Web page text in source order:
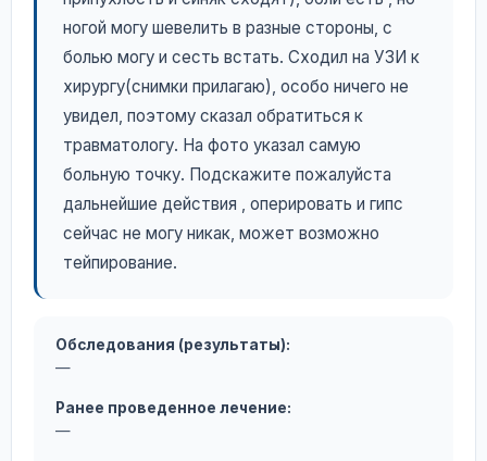
ногой могу шевелить в разные стороны, с
болью могу и сесть встать. Сходил на УЗИ к
хирургу(снимки прилагаю), особо ничего не
увидел, поэтому сказал обратиться к
травматологу. На фото указал самую
больную точку. Подскажите пожалуйста
дальнейшие действия , оперировать и гипс
сейчас не могу никак, может возможно
тейпирование.
Обследования (результаты):
—
Ранее проведенное лечение:
—